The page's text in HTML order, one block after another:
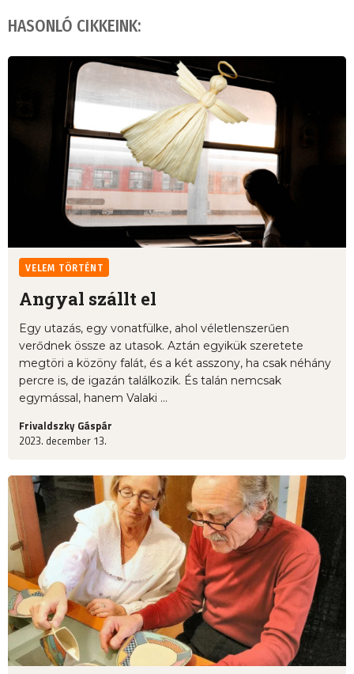
HASONLÓ CIKKEINK:
VELEM TÖRTÉNT
Angyal szállt el
Egy utazás, egy vonatfülke, ahol véletlenszerűen
verődnek össze az utasok. Aztán egyikük szeretete
megtöri a közöny falát, és a két asszony, ha csak néhány
percre is, de igazán találkozik. És talán nemcsak
egymással, hanem Valaki ...
Frivaldszky Gáspár
2023. december 13.